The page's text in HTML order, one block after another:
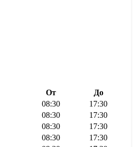
От
До
08:30
17:30
08:30
17:30
08:30
17:30
08:30
17:30